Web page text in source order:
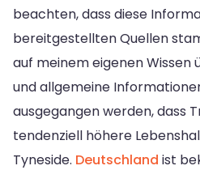
beachten, dass diese
bereitgestellten Quellen
auf meinem eigenen Wissen
und allgemeine
ausgegangen werden, dass
tendenziell höhere
Tyneside. Deutschland ist